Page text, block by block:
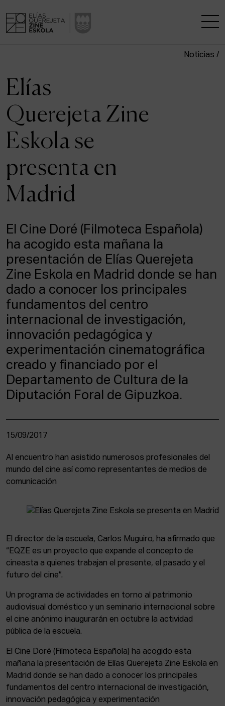
CENTRO DE INVESTIGACIÓN
ESTUDIOS
KINOFABRIKA
COMUNIDAD
LA CASA DEL CINE
ACTUALIDAD
Admisión
Intranet
Noticias /
Elías
Querejeta Zine
Eskola se
presenta en
Madrid
El Cine Doré (Filmoteca Española)
ha acogido esta mañana la
presentación de Elías Querejeta
Zine Eskola en Madrid donde se han
dado a conocer los principales
fundamentos del centro
internacional de investigación,
innovación pedagógica y
experimentación cinematográfica
creado y financiado por el
Departamento de Cultura de la
Diputación Foral de Gipuzkoa.
15/09/2017
Al encuentro han asistido numerosos profesionales del
mundo del cine así como representantes de medios de
comunicación
El director de la escuela, Carlos Muguiro, ha afirmado que
“EQZE es un proyecto que expande el concepto de
cineasta a quienes trabajan el presente, el pasado y el
futuro del cine”.
Un programa de actividades en torno al patrimonio
audiovisual doméstico y un seminario internacional sobre
el cine anónimo inaugurarán en octubre la actividad
pública de la escuela.
El Cine Doré (Filmoteca Española) ha acogido esta
mañana la presentación de Elías Querejeta Zine Eskola en
Madrid donde se han dado a conocer los principales
fundamentos del centro internacional de investigación,
innovación pedagógica y experimentación